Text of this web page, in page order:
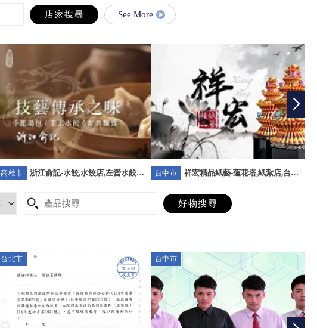
昏，帶來無限的歡樂和慰藉。當愛
寵的生命走到盡頭時，飼主們往往
得體面、安心，成為每一位寵物家
長們心中最重要的訴求。
See More
高雄市
浙江俞記-水餃,水餃店,左營水餃店,
台中市
祥宏精品紙藝-蓮花塔,紙紮店,台北
台北市 台中市